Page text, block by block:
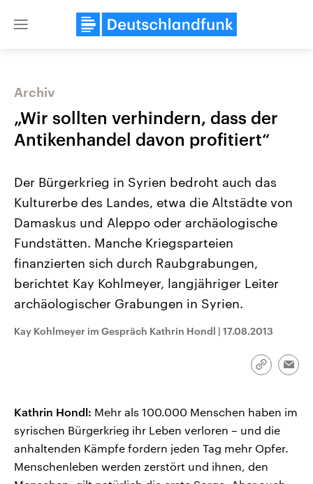
Close
Landtagswahl Sachsen-Anhalt
Alle Informationen
Sachsen-Anhalt wählt am 6.
September 2026 einen neuen
Landtag. Seit 2021 wird das
Bundesland von einer Koalition aus
Umfragen, Prognosen,
USA
Hintergründe
Wirtschaftlich und
gehören die Vereinigten
den mächtigsten Ländern
mit großem Einfluss auf
Archiv
„Wir sollten verhindern, dass der
Antikenhandel davon profitiert“
Der Bürgerkrieg in Syrien bedroht auch das
Kulturerbe des Landes, etwa die Altstädte von
Damaskus und Aleppo oder archäologische
Fundstätten. Manche Kriegsparteien
finanzierten sich durch Raubgrabungen,
berichtet Kay Kohlmeyer, langjähriger Leiter
archäologischer Grabungen in Syrien.
Kay Kohlmeyer im Gespräch Kathrin Hondl | 17.08.2013
Link
Kathrin Hondl: Mehr als 100.000 Menschen haben im
syrischen Bürgerkrieg ihr Leben verloren – und die
anhaltenden Kämpfe fordern jeden Tag mehr Opfer.
Menschenleben werden zerstört und ihnen, den